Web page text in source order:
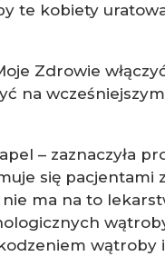
te kobiety
Zdrowie
na
– zaznaczyła
się pacjentami
ma na to
wątroby